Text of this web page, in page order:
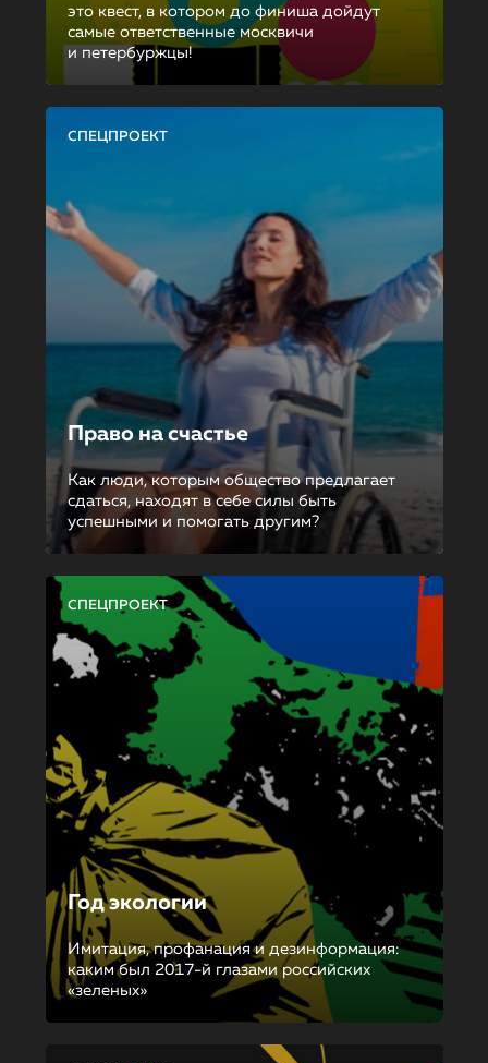
это квест, в котором до финиша дойдут
самые ответственные москвичи
и петербуржцы!
СПЕЦПРОЕКТ
Право на счастье
Как люди, которым общество предлагает
сдаться, находят в себе силы быть
успешными и помогать другим?
СПЕЦПРОЕКТ
Год экологии
Имитация, профанация и дезинформация:
каким был 2017-й глазами российских
«зеленых»